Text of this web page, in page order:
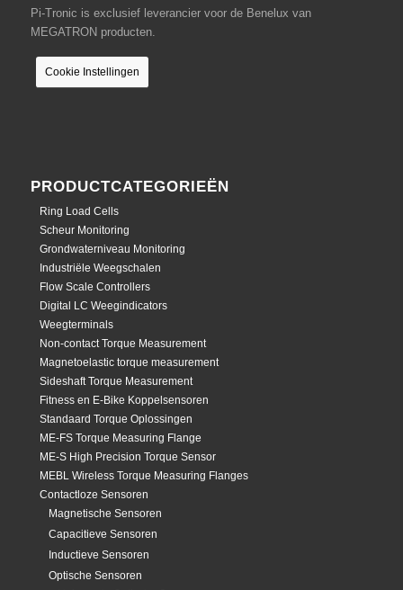
Pi-Tronic is exclusief leverancier voor de Benelux van
MEGATRON producten.
Cookie Instellingen
PRODUCTCATEGORIEËN
Ring Load Cells
Scheur Monitoring
Grondwaterniveau Monitoring
Industriële Weegschalen
Flow Scale Controllers
Digital LC Weegindicators
Weegterminals
Non-contact Torque Measurement
Magnetoelastic torque measurement
Sideshaft Torque Measurement
Fitness en E-Bike Koppelsensoren
Standaard Torque Oplossingen
ME-FS Torque Measuring Flange
ME-S High Precision Torque Sensor
MEBL Wireless Torque Measuring Flanges
Contactloze Sensoren
Magnetische Sensoren
Capacitieve Sensoren
Inductieve Sensoren
Optische Sensoren